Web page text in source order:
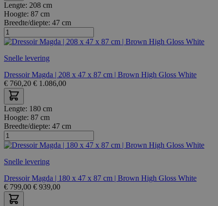
Lengte: 208 cm
Hoogte: 87 cm
Breedte/diepte: 47 cm
Snelle levering
Dressoir Magda | 208 x 47 x 87 cm | Brown High Gloss White
€ 760,20 € 1.086,00
Lengte: 180 cm
Hoogte: 87 cm
Breedte/diepte: 47 cm
Snelle levering
Dressoir Magda | 180 x 47 x 87 cm | Brown High Gloss White
€ 799,00 € 939,00